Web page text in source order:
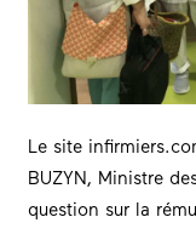
Le site
BUZYN, Ministre
question sur la